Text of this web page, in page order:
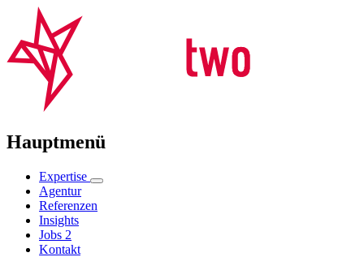
Hauptmenü
Expertise
Agentur
Referenzen
Insights
Jobs 2
Kontakt